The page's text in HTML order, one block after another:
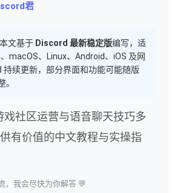
君
本文基于 Discord 最新稳定版编写，适
macOS、Linux、Android、iOS 及网
持续更新，部分界面和功能可能随版
。
戏社区运营与语音聊天技巧多
有价值的中文教程与实操指
，我会尽快为你解答 💬